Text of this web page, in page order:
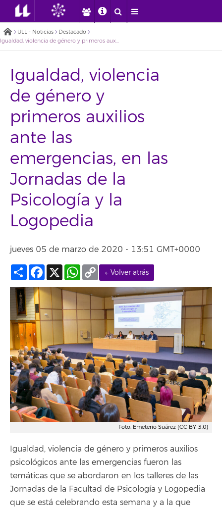
ULL - Noticias
Destacado
Igualdad, violencia de género y primeros auxilios ante las emergencias, en las Jornadas de la Psicología y la Logopedia
Igualdad, violencia
de género y
primeros auxilios
ante las
emergencias, en las
Jornadas de la
Psicología y la
Logopedia
jueves 05 de marzo de 2020 - 13:51 GMT+0000
← Volver atrás
Compartir
Facebook
X WhatsApp
Copy
Link
Foto: Emeterio Suárez (CC BY 3.0)
Igualdad, violencia de género y primeros auxilios
psicológicos ante las emergencias fueron las
temáticas que se abordaron en los talleres de las
Jornadas de la Facultad de Psicología y Logopedia
que se está celebrando esta semana y a la que